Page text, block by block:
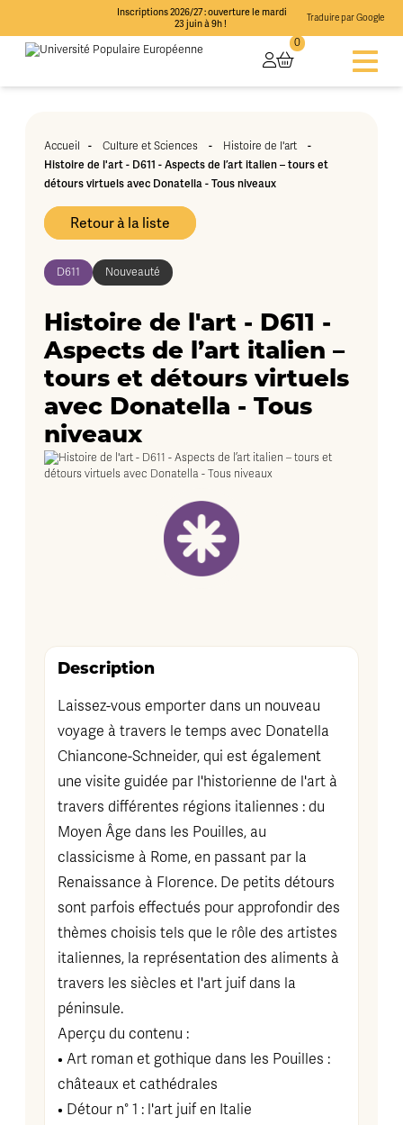
Inscriptions 2026/27 : ouverture le mardi
23 juin à 9h !
Traduire par Google
0
Accueil - Culture et Sciences - Histoire de l'art
-
Histoire de l'art - D611 - Aspects de l’art italien – tours et
détours virtuels avec Donatella - Tous niveaux
Retour à la liste
D611 Nouveauté
Histoire de l'art - D611 -
Aspects de l’art italien –
tours et détours virtuels
avec Donatella - Tous
niveaux
Description
Laissez-vous emporter dans un nouveau
voyage à travers le temps avec Donatella
Chiancone-Schneider, qui est également
une visite guidée par l'historienne de l'art à
travers différentes régions italiennes : du
Moyen Âge dans les Pouilles, au
classicisme à Rome, en passant par la
Renaissance à Florence. De petits détours
sont parfois effectués pour approfondir des
thèmes choisis tels que le rôle des artistes
italiennes, la représentation des aliments à
travers les siècles et l'art juif dans la
péninsule.
Aperçu du contenu :
• Art roman et gothique dans les Pouilles :
châteaux et cathédrales
• Détour n° 1 : l'art juif en Italie